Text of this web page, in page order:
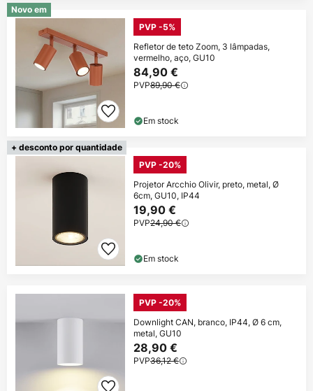
Novo em
PVP -5%
Refletor de teto Zoom, 3 lâmpadas,
vermelho, aço, GU10
84,90 €
PVP89,90 €
Em stock
+ desconto por quantidade
PVP -20%
Projetor Arcchio Olivir, preto, metal, Ø
6cm, GU10, IP44
19,90 €
PVP24,90 €
Em stock
PVP -20%
Downlight CAN, branco, IP44, Ø 6 cm,
metal, GU10
28,90 €
PVP36,12 €